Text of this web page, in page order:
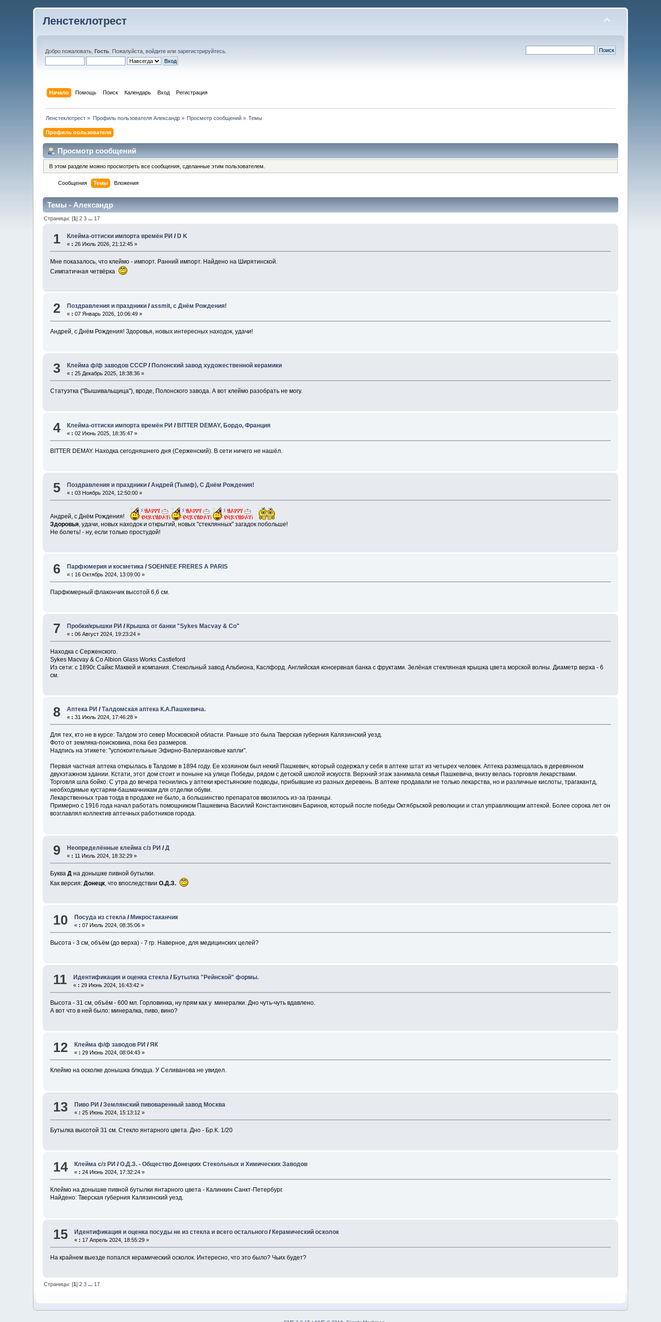
Ленстеклотрест
Добро пожаловать,Гость . Пожалуйста,войдите илизарегистрируйтесь
Начало Помощь Поиск Календарь Вход Регистрация
Ленстеклотрест » Профиль пользователя Александр» Просмотр сообщений » Темы
Профиль пользователя
Просмотр сообщений
В этом разделе можно просмотреть все сообщения, сделанные этим пользователем.
Сообщения Темы Вложения
Темы - Александр
Страницы: [1]2 3 ... 17
1 Клейма-оттиски импорта времён РИ / D K
« : 26 Июль 2026, 21:12:45 »
Мне показалось, что клеймо - импорт. Ранний импорт. Найдено на Ширятинской.
Симпатичная четвёрка
2 Поздравления и праздники /assmit, с Днём Рождения!
« : 07 Январь 2026, 10:06:49 »
Андрей, с Днём Рождения! Здоровья, новых интересных находок, удачи!
3 Клейма ф/ф заводов СССР / Полонский завод художественной керамики
« : 25 Декабрь 2025, 18:38:36 »
Статуэтка ("Вышивальщица"), вроде, Полонского завода. А вот клеймо разобрать не могу.
4 Клейма-оттиски импорта времён РИ /BITTER DEMAY, Бордо, Франция
« : 02 Июнь 2025, 18:35:47 »
BITTER DEMAY. Находка сегодняшнего дня (Серженский). В сети ничего не нашёл.
5 Поздравления и праздники /Андрей (Тымф), С Днём Рождения!
« : 03 Ноябрь 2024, 12:50:00 »
Андрей, с Днём Рождения!
Здоровья, удачи, новых находок и открытий, новых "стеклянных" загадок побольше!
Не болеть! - ну, если только простудой!
6 Парфюмерия и косметика /SOEHNEE FRERES A PARIS
« : 16 Октябрь 2024, 13:09:00 »
Парфюмерный флакончик высотой 6,6 см.
7 Пробки/крышки РИ / Крышка от банки "Sykes Macvay & Co"
« : 06 Август 2024, 19:23:24 »
Находка с Серженского.
Sykes Macvay & Co Albion Glass Works Castleford
Из сети: с 1890г. Сайкс Маквей и компания. Стекольный завод Альбиона, Каслфорд. Английская консервная банка с фруктами. Зелёная стеклянная крышка цвета морской волны. Диаметр верха - 6
см.
8 Аптека РИ /Талдомская аптека К.А.Пашкевича.
« : 31 Июль 2024, 17:46:28 »
Для тех, кто не в курсе: Талдом это север Московской области. Раньше это была Тверская губерния Калязинский уезд.
Фото от земляка-поисковика, пока без размеров.
Надпись на этикете: "успокоительные Эфирно-Валериановые капли".
Первая частная аптека открылась в Талдоме в 1894 году. Ее хозяином был некий Пашкевич, который содержал у себя в аптеке штат из четырех человек. Аптека размещалась в деревянном
двухэтажном здании. Кстати, этот дом стоит и поныне на улице Победы, рядом с детской школой искусств. Верхний этаж занимала семья Пашкевича, внизу велась торговля лекарствами.
Торговля шла бойко. С утра до вечера теснились у аптеки крестьянские подводы, прибывшие из разных деревень. В аптеке продавали не только лекарства, но и различные кислоты, трагакантд,
необходимые кустарям-башмачникам для отделки обуви.
Лекарственных трав тогда в продаже не было, а большинство препаратов ввозилось из-за границы.
Примерно с 1916 года начал работать помощником Пашкевича Василий Константинович Баринов, который после победы Октябрьской революции и стал управляющим аптекой. Более сорока лет он
возглавлял коллектив аптечных работников города.
9 Неопределённые клейма с/з РИ /Д
« : 11 Июль 2024, 18:32:29 »
БукваД на донышке пивной бутылки.
Как версия:Донецк, что впоследствииО.Д.З.
10 Посуда из стекла / Микростаканчик
« : 07 Июль 2024, 08:35:06 »
Высота - 3 см, объём (до верха) - 7 гр. Наверное, для медицинских целей?
11 Идентификация и оценка стекла /Бутылка "Рейнской" формы.
« : 29 Июнь 2024, 16:43:42 »
Высота - 31 см, объём - 600 мл. Горловинка, ну прям как у минералки. Дно чуть-чуть вдавлено.
А вот что в ней было: минералка, пиво, вино?
12 Клейма ф/ф заводов РИ /ЯК
« : 29 Июнь 2024, 08:04:43 »
Клеймо на осколке донышка блюдца. У Селиванова не увидел.
13 Пиво РИ /Землянский пивоваренный завод Москва
« : 25 Июнь 2024, 15:13:12 »
Бутылка высотой 31 см. Стекло янтарного цвета. Дно - Бр.К. 1/20
14 Клейма с/з РИ /О.Д.З. - Общество Донецких Стекольных и Химических Заводов
« : 24 Июнь 2024, 17:32:24 »
Клеймо на донышке пивной бутылки янтарного цвета - Калинкин Санкт-Петербург.
Найдено: Тверская губерния Калязинский уезд.
15 Идентификация и оценка посуды не из стекла и всего остального /Керамический осколок
« : 17 Апрель 2024, 18:55:29 »
На крайнем выезде попался керамический осколок. Интересно, что это было? Чьих будет?
Страницы: [1]2 3 ... 17